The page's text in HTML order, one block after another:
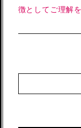
徴としてご理解